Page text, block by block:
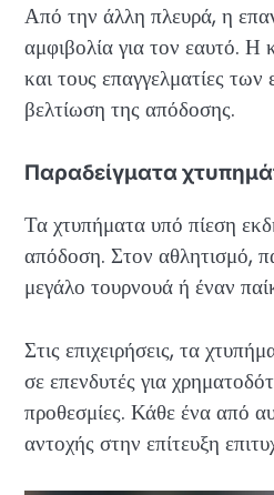
Από την άλλη πλευρά, η
αμφιβολία για τον εαυτό. Η
και τους επαγγελματίες
βελτίωση της απόδοσης.
Παραδείγματα
Τα χτυπήματα υπό πίεση
απόδοση. Στον αθλητισμό,
μεγάλο τουρνουά ή έναν
Στις επιχειρήσεις, τα
σε επενδυτές για
προθεσμίες. Κάθε ένα από
αντοχής στην επίτευξη